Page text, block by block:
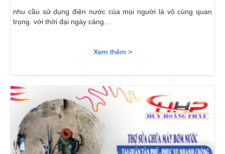
nhu cầu sử dụng điện nước của mọi người là vô cùng quan
trọng. với thời đại ngày càng...
Xem thêm >